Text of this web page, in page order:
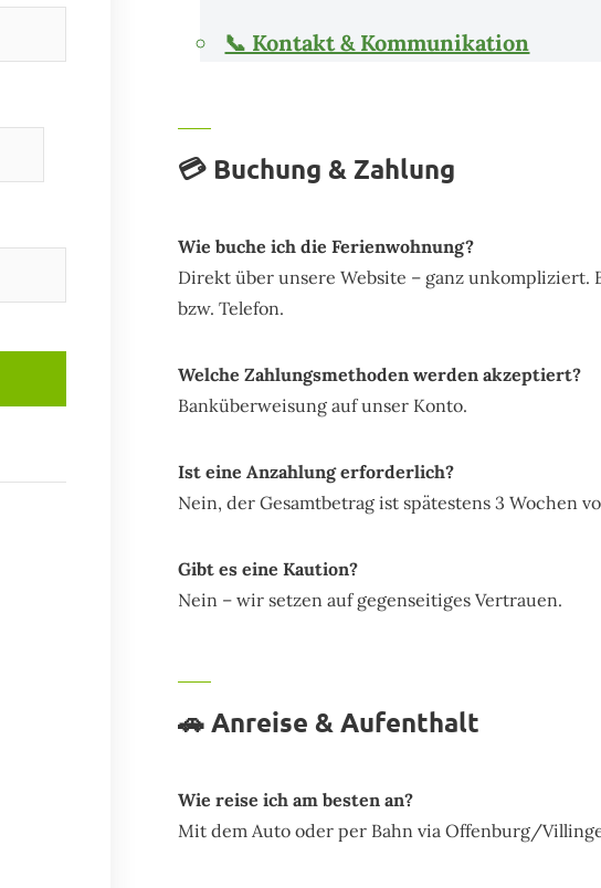
📞 Kontakt & Kommunikation
💳 Buchung & Zahlung
Wie buche ich die Ferienwohnung?
Direkt über unsere Website – ganz unkompliziert.
bzw. Telefon.
Welche Zahlungsmethoden werden akzeptiert?
Banküberweisung auf unser Konto.
Ist eine Anzahlung erforderlich?
Nein, der Gesamtbetrag ist spätestens 3 Wochen
Gibt es eine Kaution?
Nein – wir setzen auf gegenseitiges Vertrauen.
🚗 Anreise & Aufenthalt
Wie reise ich am besten an?
Mit dem Auto oder per Bahn via Offenburg/